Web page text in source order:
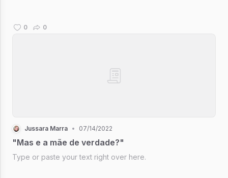
0 0
Jussara Marra • 07/14/2022
"Mas e a mãe de verdade?"
Type or paste your text right over here.